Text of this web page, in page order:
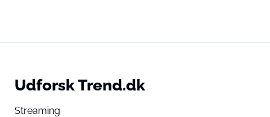
Udforsk Trend.dk
Streaming